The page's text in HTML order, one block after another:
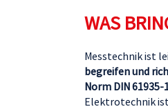
WAS
Messtechnik ist
begreifen und
Norm DIN 61935-
Elektrotechnik